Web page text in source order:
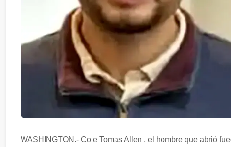
WASHINGTON.- Cole Tomas Allen , el hombre que abrió